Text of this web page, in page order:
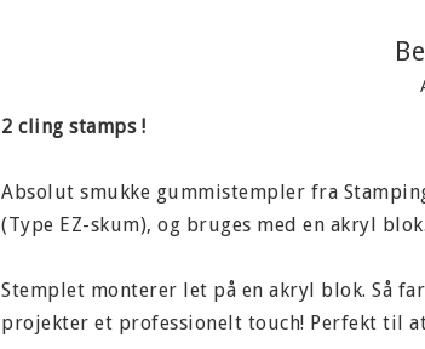
2 cling stamps !
Absolut smukke gummistempler fra
(Type EZ-skum), og bruges med en akryl blok.
Stemplet monterer let på en akryl blok. Så
projekter et professionelt touch! Perfekt til